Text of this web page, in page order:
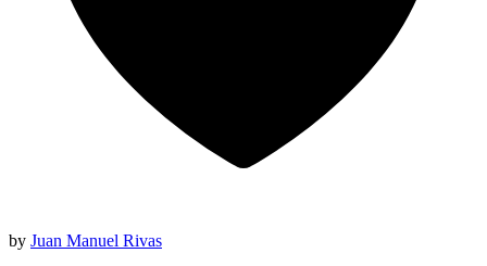
by Juan Manuel Rivas